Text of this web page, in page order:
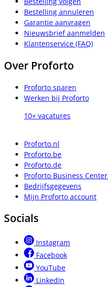
Bestelling annuleren
Garantie aanvragen
Nieuwsbrief aanmelden
Klantenservice (FAQ)
Over Proforto
Proforto sparen
Werken bij Proforto
10+ vacatures
Proforto.nl
Proforto.be
Proforto.de
Proforto Business Center
Bedrijfsgegevens
Mijn Proforto account
Socials
Instagram
Facebook
YouTube
LinkedIn